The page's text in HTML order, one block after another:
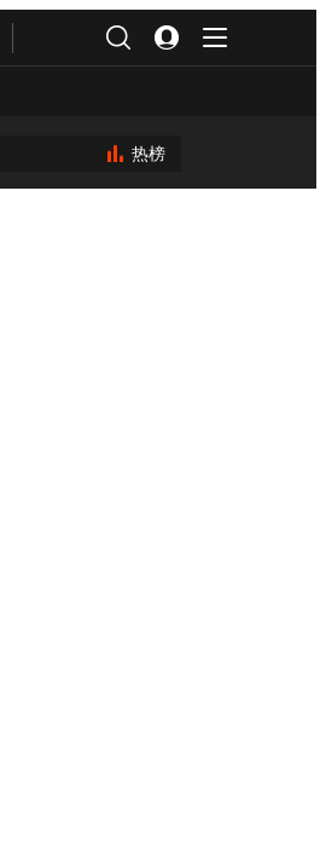
热榜